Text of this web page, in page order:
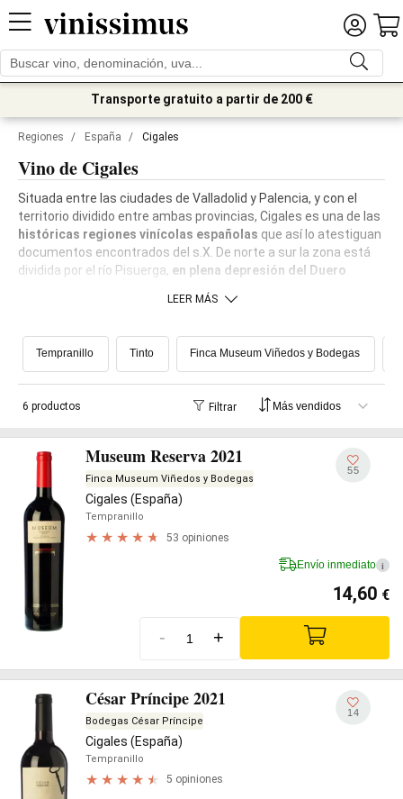
Transporte gratuito a partir de 200 €
Regiones / España / Cigales
Vino de Cigales
Situada entre las ciudades de Valladolid y Palencia, y con el
territorio dividido entre ambas provincias, Cigales es una de las
históricas regiones vinícolas españolas que así lo atestiguan
documentos encontrados del s.X. De norte a sur la zona está
dividida por el río Pisuerga, en plena depresión del Duero
LEER MÁS
Tempranillo Tinto Finca Museum Viñedos y Bodegas
6 productos Filtrar
Museum Reserva 2021
Finca Museum Viñedos y Bodegas
Cigales (España)
Tempranillo
53 opiniones
55
Envío inmediato i
14,60 €
- +
César Príncipe 2021
Bodegas César Príncipe
Cigales (España)
Tempranillo
5 opiniones
14